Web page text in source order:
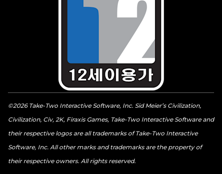
©2026 Take-Two Interactive Software, Inc. Sid Meier’s Civilization,
Civilization, Civ, 2K, Firaxis Games, Take-Two Interactive Software and
their respective logos are all trademarks of Take-Two Interactive
Software, Inc. All other marks and trademarks are the property of
their respective owners. All rights reserved.